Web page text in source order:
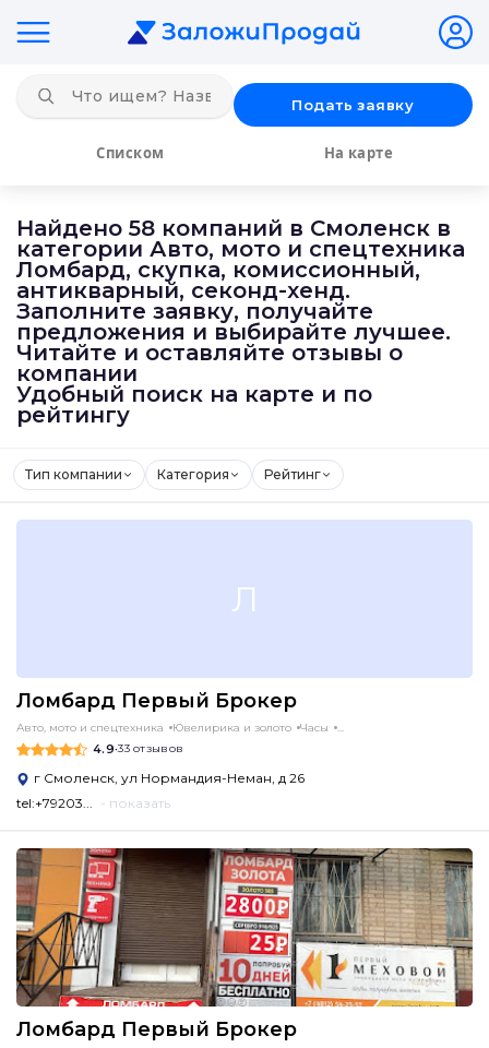
Подать заявку
Списком На карте
Найдено 58 компаний в Смоленск в
категории Авто, мото и спецтехника
Ломбард, скупка, комиссионный,
антикварный, секонд-хенд.
Заполните заявку, получайте
предложения и выбирайте лучшее.
Читайте и оставляйте отзывы о
компании
Удобный поиск на карте и по
рейтингу
Тип компании Категория Рейтинг
Л
Ломбард Первый Брокер
Авто, мото и спецтехника Ювелирика и золото Часы ...
4.9•33 отзывов
г Смоленск, ул Нормандия-Неман, д 26
tel:+79203... - показать
Ломбард Первый Брокер